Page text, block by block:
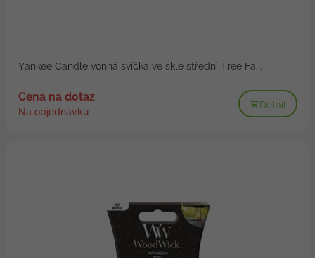
Yankee Candle vonná svíčka ve skle střední Tree Fa...
Cena na dotaz
Na objednávku
Detail